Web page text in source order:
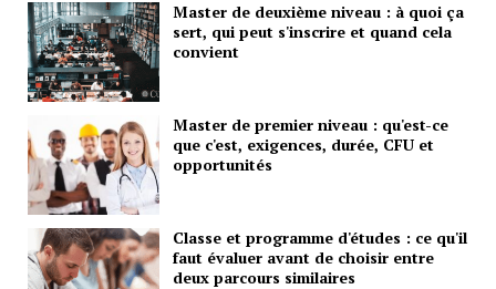
Master de deuxième niveau : à quoi ça
sert, qui peut s'inscrire et quand cela
convient
Master de premier niveau : qu'est-ce
que c'est, exigences, durée, CFU et
opportunités
Classe et programme d'études : ce qu'il
faut évaluer avant de choisir entre
deux parcours similaires